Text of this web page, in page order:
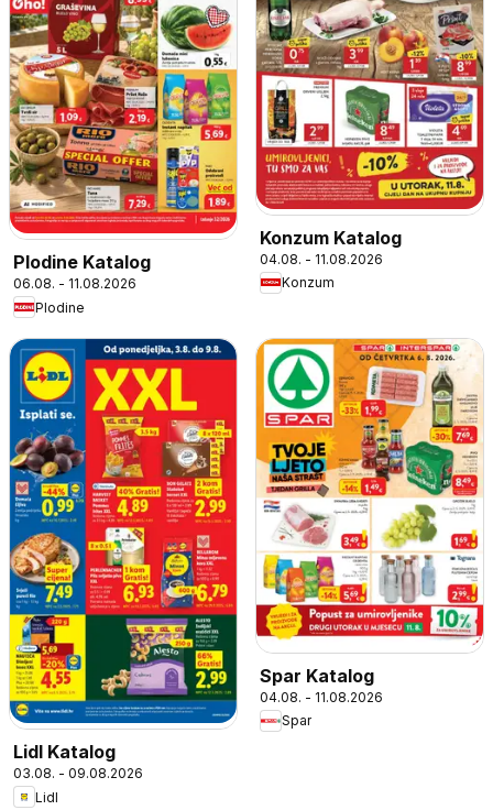
Plodine Katalog
06.08. - 11.08.2026
Plodine
Konzum Katalog
04.08. - 11.08.2026
Konzum
Lidl Katalog
03.08. - 09.08.2026
Lidl
Spar Katalog
04.08. - 11.08.2026
Spar